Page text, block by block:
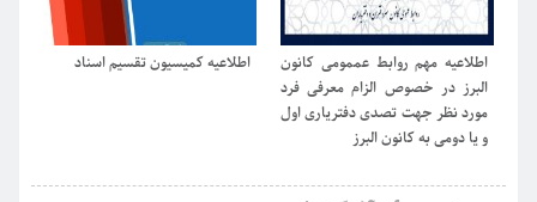
اطلاعیه کمیسیون تقسیم اسناد
اطلاعیه جدید کمیسیون آموزش در